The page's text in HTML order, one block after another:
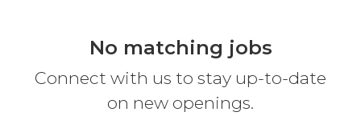
No matching jobs
Connect with us to stay up-to-date
on new openings.